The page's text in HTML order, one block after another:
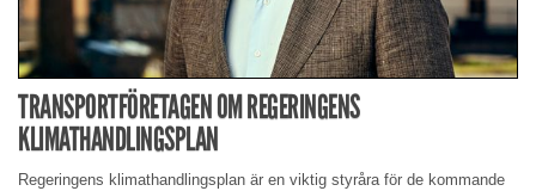
TRANSPORTFÖRETAGEN OM REGERINGENS
KLIMATHANDLINGSPLAN
Regeringens klimathandlingsplan är en viktig styråra för de kommande